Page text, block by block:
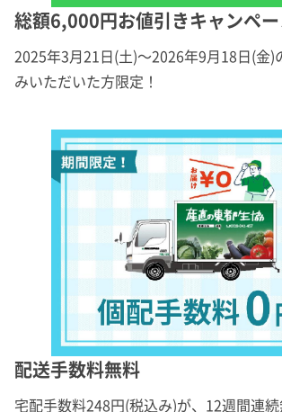
総額6,000円お値引きキャンペ
2025年3月21日(土)～2026年9月18日(金)
みいただいた方限定！
配送手数料無料
宅配手数料248円(税込み)が、12週間連